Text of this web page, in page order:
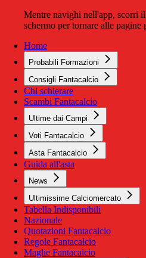
Mentre navighi nell'app, scorri
schermo per tornare alle pagine
Home
Probabili Formazioni
Consigli Fantacalcio
Chi schierare
Scambi Fantacalcio
Ultime dai Campi
Voti Fantacalcio
Asta Fantacalcio
Guida all'asta
News
Ultimissime Calciomercato
Tabella Indisponibili
Nazionale
Quotazioni Fantacalcio
Regole Fantacalcio
Maglie Fantacalcio